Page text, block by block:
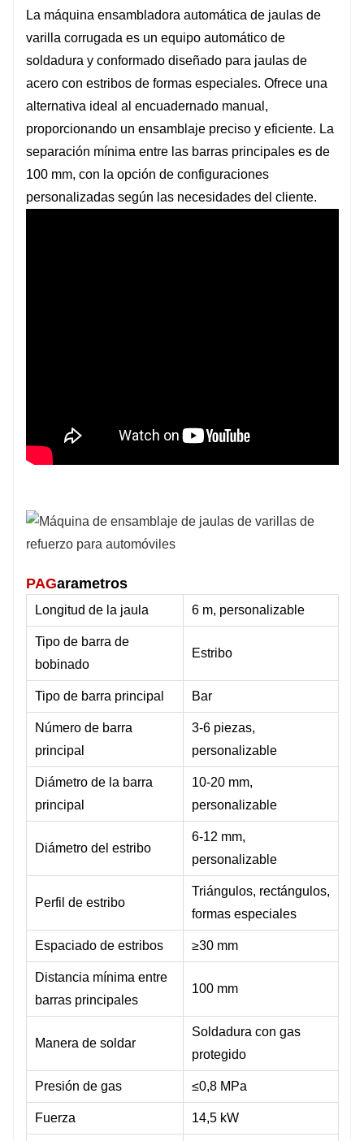
La máquina ensambladora automática de jaulas de
varilla corrugada es un equipo automático de
soldadura y conformado diseñado para jaulas de
acero con estribos de formas especiales. Ofrece una
alternativa ideal al encuadernado manual,
proporcionando un ensamblaje preciso y eficiente. La
separación mínima entre las barras principales es de
100 mm, con la opción de configuraciones
personalizadas según las necesidades del cliente.
PAGarametros
Longitud de la jaula 6 m, personalizable
Tipo de barra de
bobinado
Estribo
Tipo de barra principal Bar
Número de barra
principal
3-6 piezas,
personalizable
Diámetro de la barra
principal
10-20 mm,
personalizable
Diámetro del estribo
6-12 mm,
personalizable
Perfil de estribo
Triángulos, rectángulos,
formas especiales
Espaciado de estribos ≥30 mm
Distancia mínima entre
barras principales
100 mm
Manera de soldar
Soldadura con gas
protegido
Presión de gas ≤0,8 MPa
Fuerza 14,5 kW